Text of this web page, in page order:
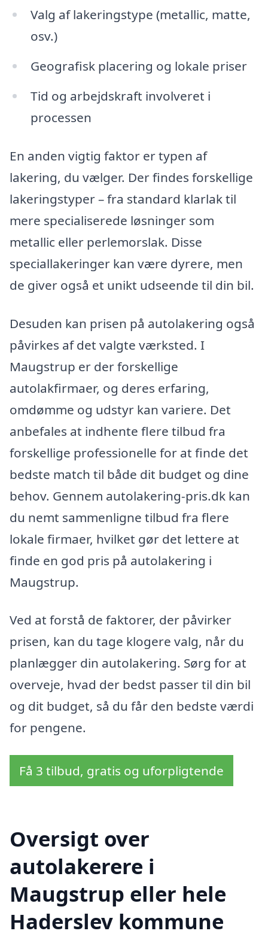
Valg af lakeringstype (metallic, matte,
osv.)
Geografisk placering og lokale priser
Tid og arbejdskraft involveret i
processen
En anden vigtig faktor er typen af
lakering, du vælger. Der findes forskellige
lakeringstyper – fra standard klarlak til
mere specialiserede løsninger som
metallic eller perlemorslak. Disse
speciallakeringer kan være dyrere, men
de giver også et unikt udseende til din bil.
Desuden kan prisen på autolakering også
påvirkes af det valgte værksted. I
Maugstrup er der forskellige
autolakfirmaer, og deres erfaring,
omdømme og udstyr kan variere. Det
anbefales at indhente flere tilbud fra
forskellige professionelle for at finde det
bedste match til både dit budget og dine
behov. Gennem autolakering-pris.dk kan
du nemt sammenligne tilbud fra flere
lokale firmaer, hvilket gør det lettere at
finde en god pris på autolakering i
Maugstrup.
Ved at forstå de faktorer, der påvirker
prisen, kan du tage klogere valg, når du
planlægger din autolakering. Sørg for at
overveje, hvad der bedst passer til din bil
og dit budget, så du får den bedste værdi
for pengene.
Få 3 tilbud, gratis og uforpligtende
Oversigt over
autolakerere i
Maugstrup eller hele
Haderslev kommune